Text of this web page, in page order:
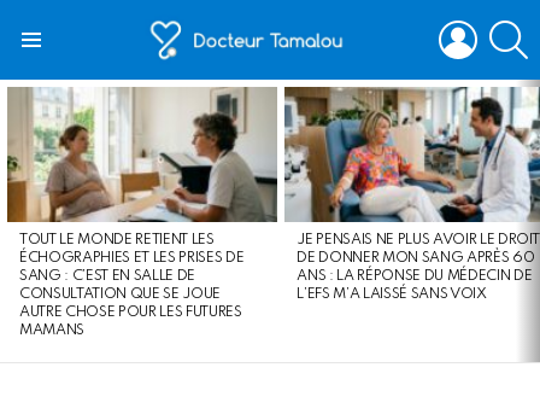
LOGIN
LATEST
STORIES
TOUT LE MONDE RETIENT LES
ÉCHOGRAPHIES ET LES PRISES DE
SANG : C’EST EN SALLE DE
CONSULTATION QUE SE JOUE
AUTRE CHOSE POUR LES FUTURES
MAMANS
JE PENSAIS NE PLUS AVOIR LE DROIT
DE DONNER MON SANG APRÈS 60
ANS : LA RÉPONSE DU MÉDECIN DE
L’EFS M’A LAISSÉ SANS VOIX